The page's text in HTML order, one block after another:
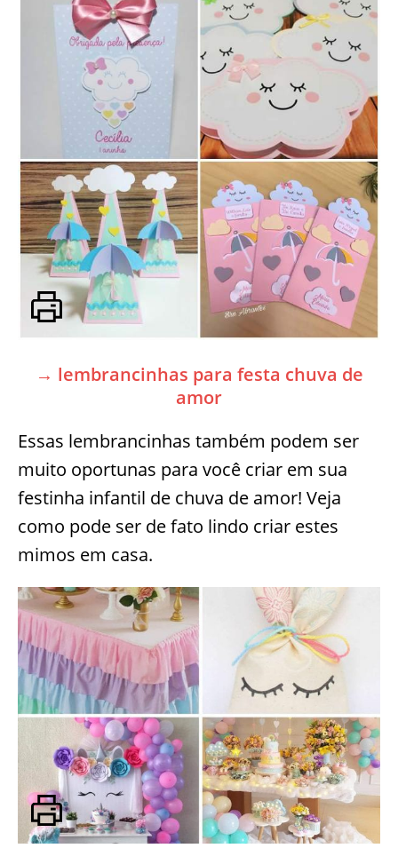
→ lembrancinhas para festa chuva de
amor
Essas lembrancinhas também podem ser
muito oportunas para você criar em sua
festinha infantil de chuva de amor! Veja
como pode ser de fato lindo criar estes
mimos em casa.